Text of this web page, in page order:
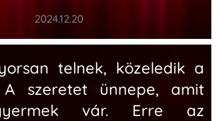
2024.12.20
telnek, közeledik a
A szeretet ünnepe, amit
vár. Erre az